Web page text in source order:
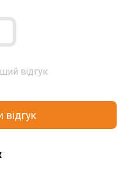
відгук